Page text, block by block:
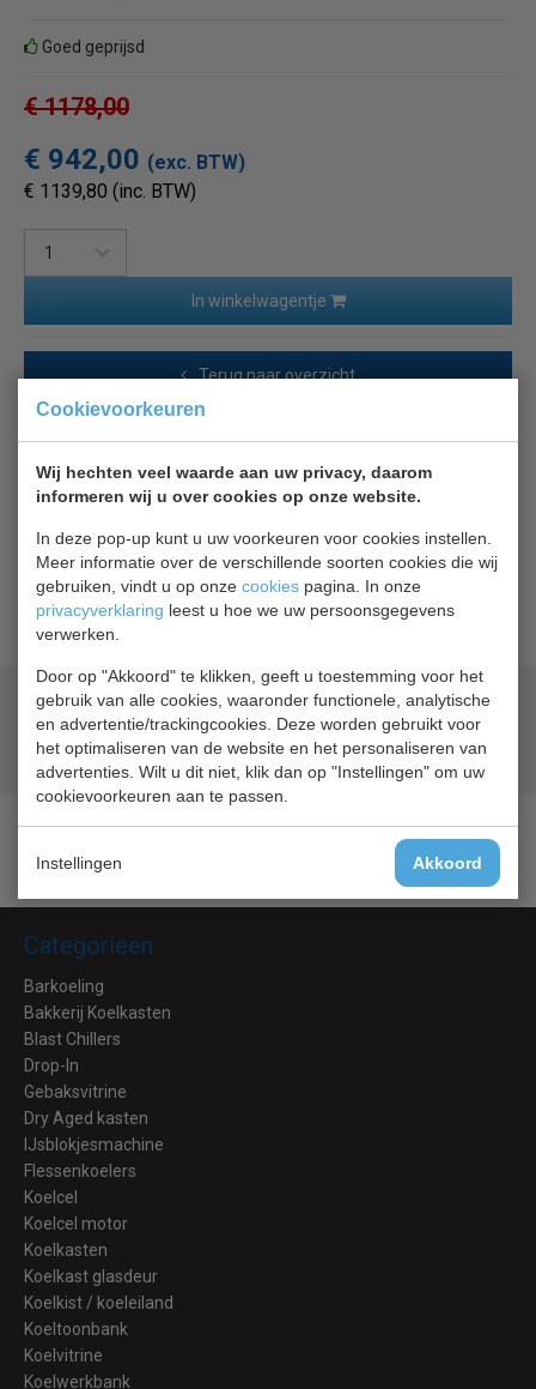
Cookievoorkeuren
Wij hechten veel waarde aan uw privacy, daarom
informeren wij u over cookies op onze website.
In deze pop-up kunt u uw voorkeuren voor cookies instellen.
Meer informatie over de verschillende soorten cookies die wij
gebruiken, vindt u op onze cookies pagina. In onze
privacyverklaring leest u hoe we uw persoonsgegevens
verwerken.
Door op "Akkoord" te klikken, geeft u toestemming voor het
gebruik van alle cookies, waaronder functionele, analytische
en advertentie/trackingcookies. Deze worden gebruikt voor
het optimaliseren van de website en het personaliseren van
advertenties. Wilt u dit niet, klik dan op "Instellingen" om uw
cookievoorkeuren aan te passen.
Instellingen Akkoord
Goed geprijsd
€ 1178,00
€ 942,00 (exc. BTW)
€ 1139,80 (inc. BTW)
In winkelwagentje
Terug naar overzicht
Beschrijving Specificaties
Combisteel rekwerk passend voor deze koel / vries
cel.
Rekstelling kan afhankelijk van de grote van uw cel één
recht deel zijn, of een L vorm, of een U vorm zijn.
Geld terugprijsgarantie
Lage prijzen hoge service
Gratis verzendingvanaf € 200,00
Categorieën
Barkoeling
Bakkerij Koelkasten
Blast Chillers
Drop-In
Gebaksvitrine
Dry Aged kasten
IJsblokjesmachine
Flessenkoelers
Koelcel
Koelcel motor
Koelkasten
Koelkast glasdeur
Koelkist / koeleiland
Koeltoonbank
Koelvitrine
Koelwerkbank